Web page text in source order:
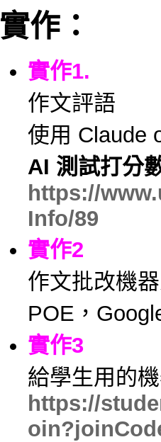
實作：
實作1.
作文評語
使用 Claude
AI 測試打分
https://
Info/89
實作2
作文批改機
POE，
實作3
給學生用的
https://